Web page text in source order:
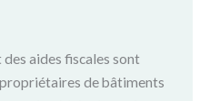
des aides fiscales sont
de bâtiments